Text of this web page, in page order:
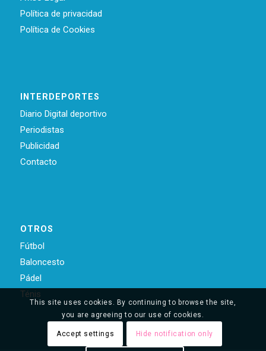
Política de privacidad
Política de Cookies
INTERDEPORTES
Diario Digital deportivo
Periodistas
Publicidad
Contacto
OTROS
Fútbol
Baloncesto
Pádel
Ténis
This site uses cookies. By continuing to browse the site,
you are agreeing to our use of cookies.
Accept settings Hide notification only